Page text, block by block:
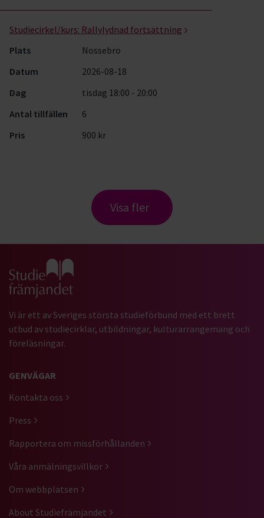
Studiecirkel/kurs: Rallylydnad fortsättning
Plats
Nossebro
Datum
2026-08-18
Dag
tisdag 18:00 - 20:00
Antal tillfällen
6
Pris
900 kr
Visa fler
Gå till studiefrämjandets startsida
Vi är ett av Sveriges största studieförbund med ett brett
utbud av studiecirklar, utbildningar, kulturarrangemang och
föreläsningar.
GENVÄGAR
Kontakta oss
Press
Rapportera om missförhållanden
Våra anmälningsvillkor
Om webbplatsen
About Studiefrämjandet